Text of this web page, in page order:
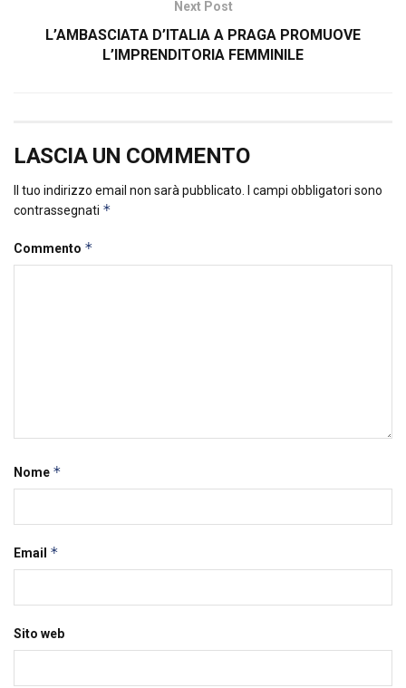
Next Post
L’AMBASCIATA D’ITALIA A PRAGA PROMUOVE
L’IMPRENDITORIA FEMMINILE
LASCIA UN COMMENTO
Il tuo indirizzo email non sarà pubblicato.
I campi obbligatori sono
contrassegnati *
Commento *
Nome *
Email *
Sito web